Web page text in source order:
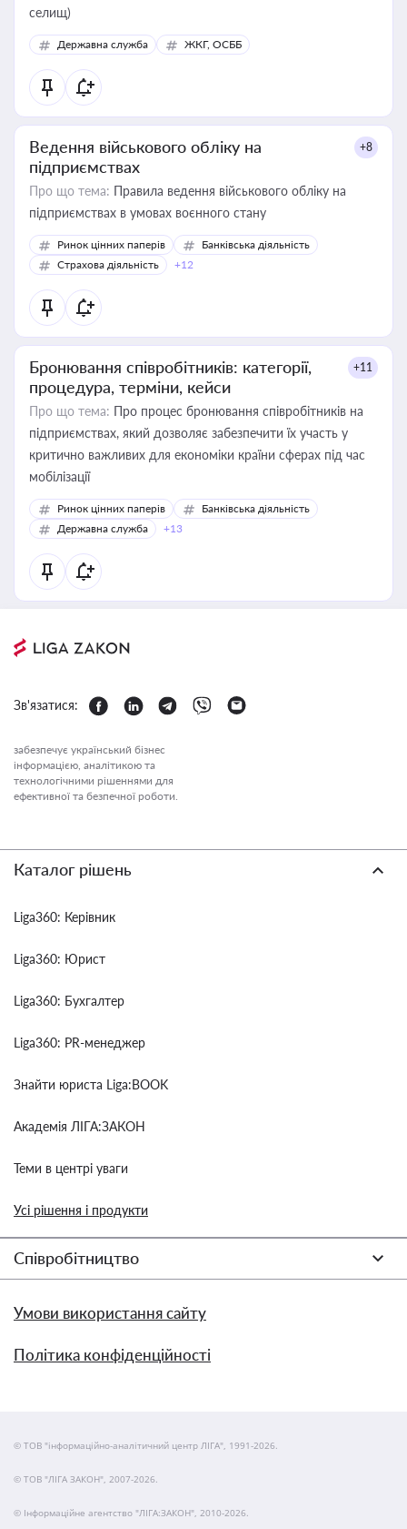
селищ)
Державна служба ЖКГ, ОСББ
Ведення військового обліку на
підприємствах
+8
Про що тема: Правила ведення військового обліку на
підприємствах в умовах воєнного стану
Ринок цінних паперів
Банківська діяльність
Страхова діяльність
+12
Бронювання співробітників: категорії,
процедура, терміни, кейси
+11
Про що тема: Про процес бронювання співробітників на
підприємствах, який дозволяє забезпечити їх участь у
критично важливих для економіки країни сферах під час
мобілізації
Ринок цінних паперів
Банківська діяльність
Державна служба
+13
Зв'язатися:
забезпечує український бізнес
інформацією, аналітикою та
технологічними рішеннями для
ефективної та безпечної роботи.
Каталог рішень
Liga360: Керівник
Liga360: Юрист
Liga360: Бухгалтер
Liga360: PR-менеджер
Знайти юриста Liga:BOOK
Академія ЛІГА:ЗАКОН
Теми в центрі уваги
Усі рішення і продукти
Співробітництво
Умови використання сайту
Політика конфіденційності
© ТОВ "інформаційно-аналітичний центр ЛІГА", 1991-2026.
© ТОВ "ЛІГА ЗАКОН", 2007-2026.
© Інформаційне агентство "ЛІГА:ЗАКОН", 2010-2026.